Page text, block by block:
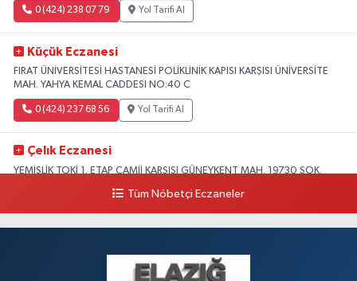
0 (424) 238 07 79 Yol Tarifi Al
Küçük Eczanesi
FIRAT ÜNİVERSİTESİ HASTANESİ POLİKLİNİK KAPISI KARŞISI ÜNİVERSİTE
MAH. YAHYA KEMAL CADDESI NO:40 C
0 (424) 237 68 56 Yol Tarifi Al
Çelık Eczanesi
YEMİŞLİK TOKİ 1. ETAP CAMİİ KARŞISI GÜNEYKENT MAH. 19730 SOK.
(HOZAT GARAJI OPET KARŞISI) 1. HARPUT CAD. SARISALTIK SOK NO:7 1
Tüm Nöbetçi Eczaneler